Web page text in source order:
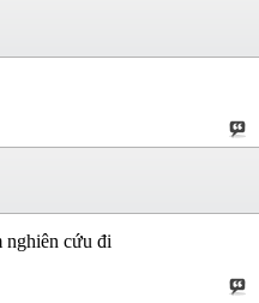
nghiên cứu đi